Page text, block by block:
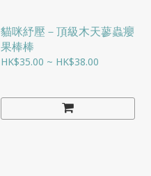
貓咪紓壓－頂級木天蓼蟲癭
果棒棒
HK$35.00 ~ HK$38.00